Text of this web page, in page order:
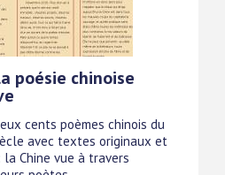
poésie chinoise
cents poèmes chinois du
avec textes originaux et
Chine vue à travers